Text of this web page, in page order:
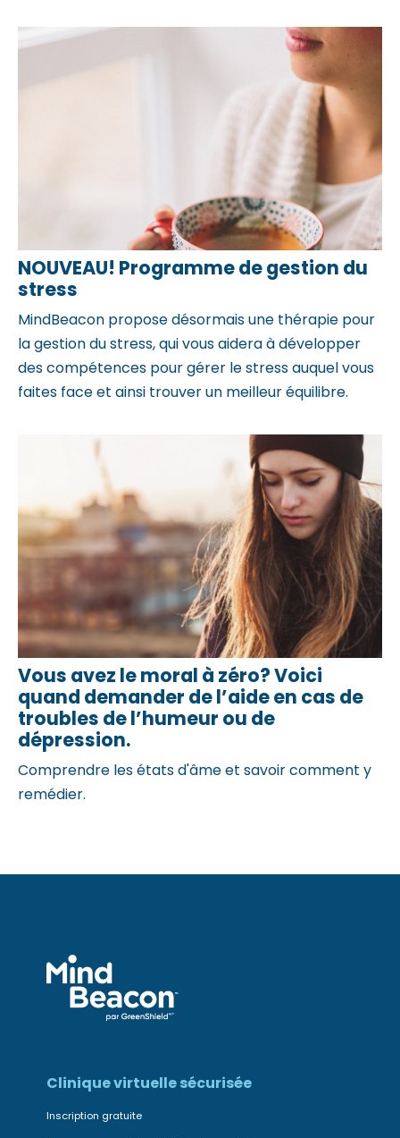
NOUVEAU! Programme de gestion du
stress
MindBeacon propose désormais une thérapie pour
la gestion du stress, qui vous aidera à développer
des compétences pour gérer le stress auquel vous
faites face et ainsi trouver un meilleur équilibre.
Vous avez le moral à zéro? Voici
quand demander de l’aide en cas de
troubles de l’humeur ou de
dépression.
Comprendre les états d'âme et savoir comment y
remédier.
Clinique virtuelle sécurisée
Inscription gratuite